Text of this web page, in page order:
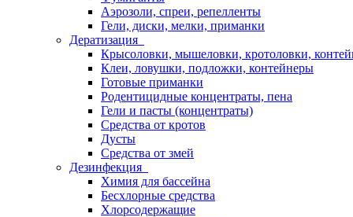
Аэрозоли, спреи, репелленты
Гели, диски, мелки, приманки
Дератизация
Крысоловки, мышеловки, кротоловки,
Клеи, ловушки, подложки, контейнеры
Готовые приманки
Родентицидные концентраты, пена
Гели и пасты (концентраты)
Средства от кротов
Дусты
Средства от змей
Дезинфекция
Химия для бассейна
Бесхлорные средства
Хлорсодержащие